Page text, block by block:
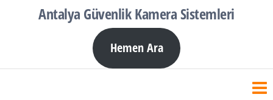
Antalya Güvenlik Kamera Sistemleri
Hemen Ara